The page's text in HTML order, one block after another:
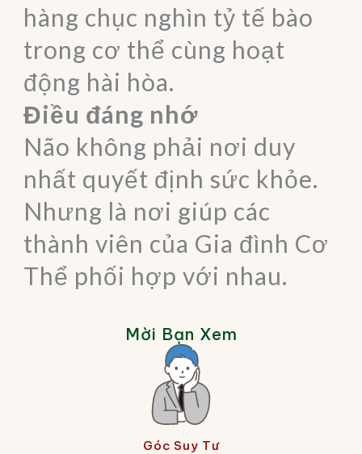
hàng chục nghìn tỷ tế bào
trong cơ thể cùng hoạt
động hài hòa.
Điều đáng nhớ
Não không phải nơi duy
nhất quyết định sức khỏe.
Nhưng là nơi giúp các
thành viên của Gia đình Cơ
Thể phối hợp với nhau.
Mời Bạn Xem
Góc Suy Tư